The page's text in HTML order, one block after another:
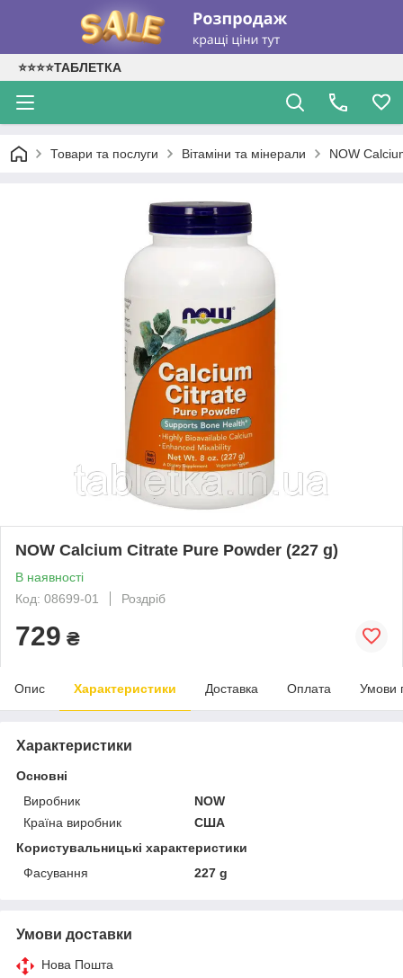
⭐⭐⭐⭐ТАБЛЕТКА
Товари та послуги Вітаміни та мінерали NOW
NOW Calcium Citrate Pure Powder (227 g)
В наявності
Код: 08699-01
Роздріб
729 ₴
Опис Характеристики Доставка Оплата Умови
Характеристики
Основні
Виробник
NOW
Країна виробник
США
Користувальницькі характеристики
Фасування
227 g
Умови доставки
Нова Пошта